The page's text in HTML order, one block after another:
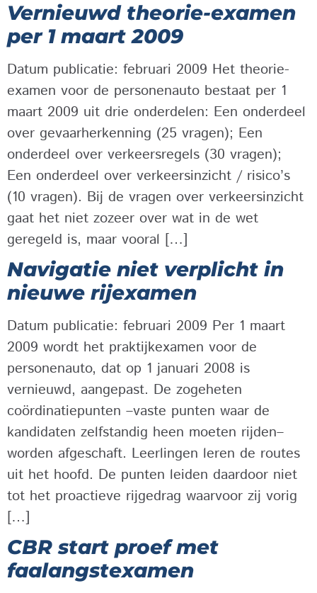
Vernieuwd theorie-examen
per 1 maart 2009
Datum publicatie: februari 2009 Het theorie-
examen voor de personenauto bestaat per 1
maart 2009 uit drie onderdelen: Een onderdeel
over gevaarherkenning (25 vragen); Een
onderdeel over verkeersregels (30 vragen);
Een onderdeel over verkeersinzicht / risico’s
(10 vragen). Bij de vragen over verkeersinzicht
gaat het niet zozeer over wat in de wet
geregeld is, maar vooral […]
Navigatie niet verplicht in
nieuwe rijexamen
Datum publicatie: februari 2009 Per 1 maart
2009 wordt het praktijkexamen voor de
personenauto, dat op 1 januari 2008 is
vernieuwd, aangepast. De zogeheten
coördinatiepunten –vaste punten waar de
kandidaten zelfstandig heen moeten rijden–
worden afgeschaft. Leerlingen leren de routes
uit het hoofd. De punten leiden daardoor niet
tot het proactieve rijgedrag waarvoor zij vorig
[…]
CBR start proef met
faalangstexamen